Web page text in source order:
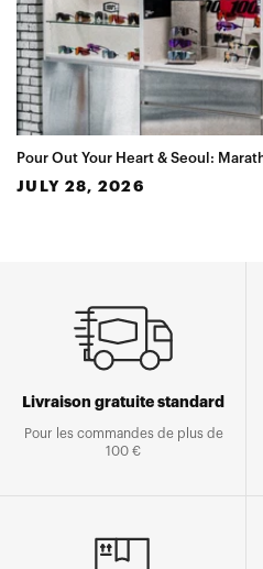
Pour Out Your Heart & Seoul:
JULY 28, 2026
Livraison gratuite standard
Pour les commandes de plus de
100 €